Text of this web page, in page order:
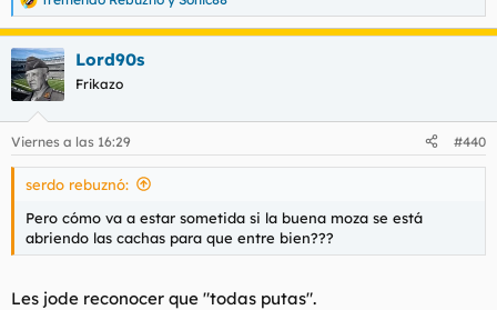
R
e
a
c
c
i
e
s
Lord90s
Frikazo
Viernes a las 16:29 #440
serdo rebuznó:
Pero cómo va a estar sometida si la buena moza se está
abriendo las cachas para que entre bien???
Les jode reconocer que "todas putas".